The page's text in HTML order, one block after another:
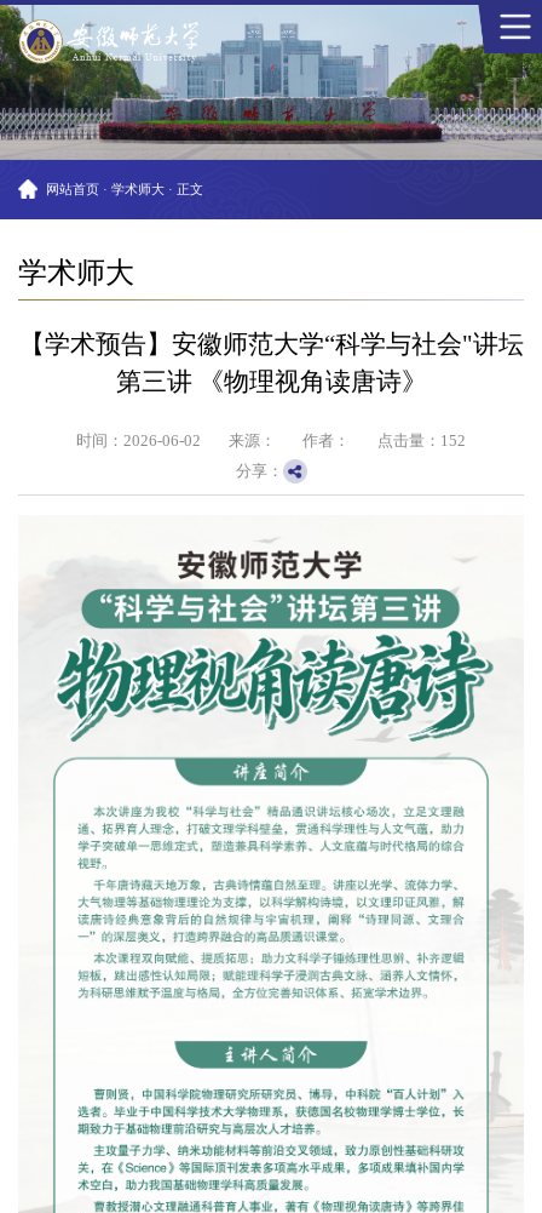
网站首页 · 学术师大 · 正文
学术师大
【学术预告】安徽师范大学“科学与社会"讲坛
第三讲 《物理视角读唐诗》
时间：2026-06-02 来源： 作者： 点击量： 152
分享：